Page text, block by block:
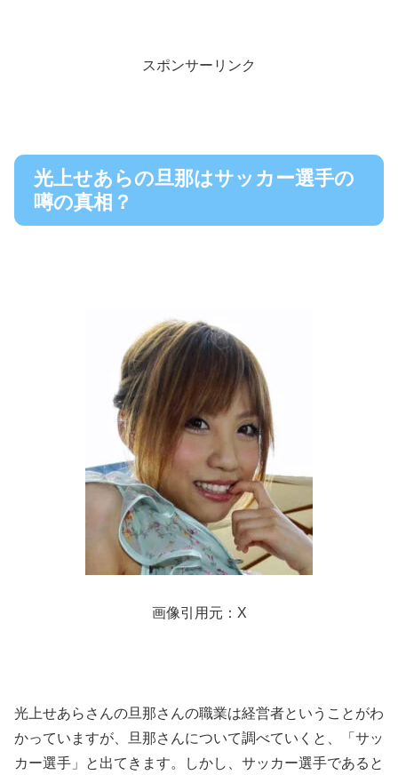
スポンサーリンク
光上せあらの旦那はサッカー選手の
噂の真相？
画像引用元：X
光上せあらさんの旦那さんの職業は経営者ということがわ
かっていますが、旦那さんについて調べていくと、「サッ
カー選手」と出てきます。しかし、サッカー選手であると